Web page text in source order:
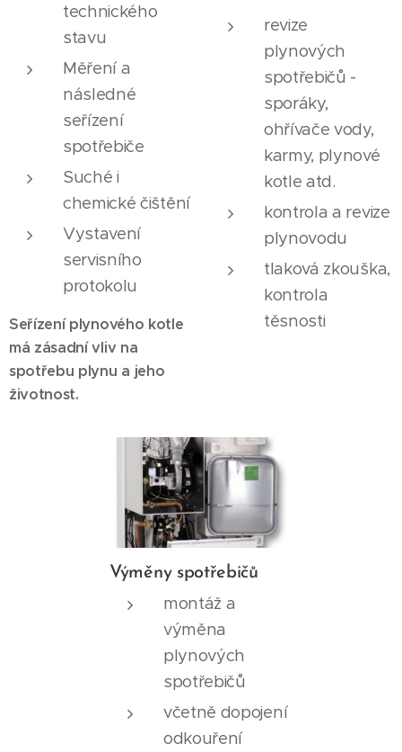
technického
stavu
Měření a
následné
seřízení
spotřebiče
Suché i
chemické čištění
Vystavení
servisního
protokolu
Seřízení plynového kotle
má zásadní vliv na
spotřebu plynu a jeho
životnost.
revize
plynových
spotřebičů -
sporáky,
ohřívače vody,
karmy, plynové
kotle atd.
kontrola a revize
plynovodu
tlaková zkouška,
kontrola
těsnosti
Výměny spotřebičů
montáž a
výměna
plynových
spotřebičů
včetně dopojení
odkouření